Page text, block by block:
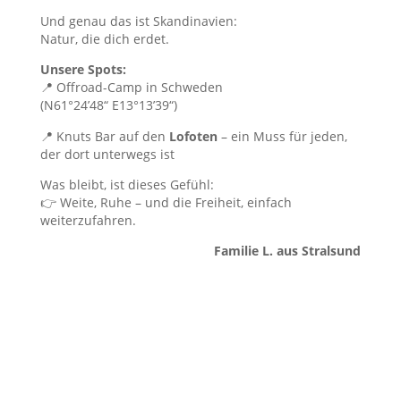
Und genau das ist Skandinavien:
Natur, die dich erdet.
Unsere Spots:
📍 Offroad-Camp in Schweden
(N61°24’48“ E13°13’39“)
📍 Knuts Bar auf den Lofoten– ein Muss für jeden,
der dort unterwegs ist
Was bleibt, ist dieses Gefühl:
👉 Weite, Ruhe – und die Freiheit, einfach
weiterzufahren.
Familie L. aus Stralsund